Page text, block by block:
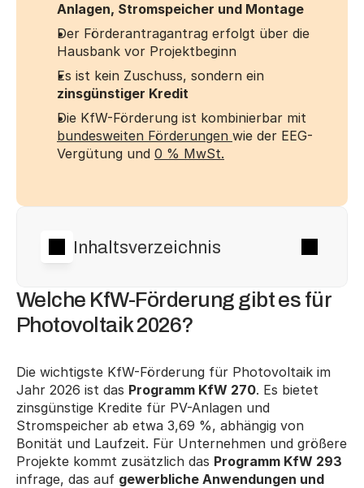
Anlagen, Stromspeicher und Montage
Der Förderantragantrag erfolgt über die
Hausbank vor Projektbeginn
zinsgünstiger Kredit
bundesweiten Förderungen wie der EEG-
Vergütung und 0 % MwSt.
Inhaltsverzeichnis
Welche KfW-Förderung gibt es für
Photovoltaik 2026?
Die wichtigste KfW-Förderung für Photovoltaik im
Jahr 2026 ist das Programm KfW 270. Es bietet
zinsgünstige Kredite für PV-Anlagen und
Stromspeicher ab etwa 3,69 %, abhängig von
Bonität und Laufzeit. Für Unternehmen und größere
Projekte kommt zusätzlich das Programm KfW 293
infrage, das auf gewerbliche Anwendungen und